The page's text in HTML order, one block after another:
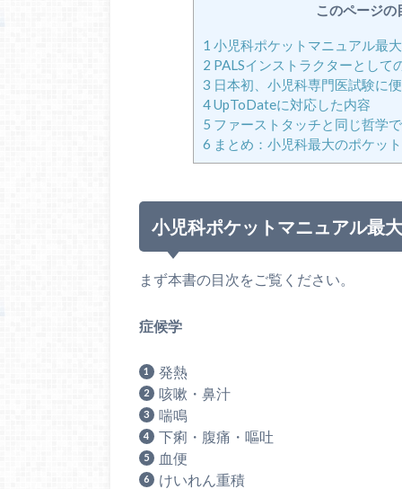
このページの
1 小児科ポケットマニュアル最
2 PALSインストラクターとし
3 日本初、小児科専門医試験に
4UpToDateに対応した内容
5 ファーストタッチと同じ哲学
6 まとめ：小児科最大のポケッ
小児科ポケットマニュアル最
まず本書の目次をご覧ください。
症候学
発熱
咳嗽・鼻汁
喘鳴
下痢・腹痛・嘔吐
血便
けいれん重積